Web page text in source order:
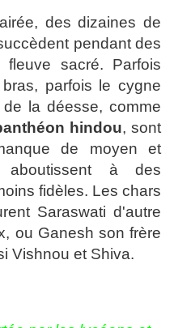
des dizaines de
pendant des
sacré. Parfois
parfois le cygne
la déesse, comme
hindou, sont
de moyen et
aboutissent à des
fidèles. Les chars
Saraswati d'autre
ou Ganesh son frère
Vishnou et Shiva.